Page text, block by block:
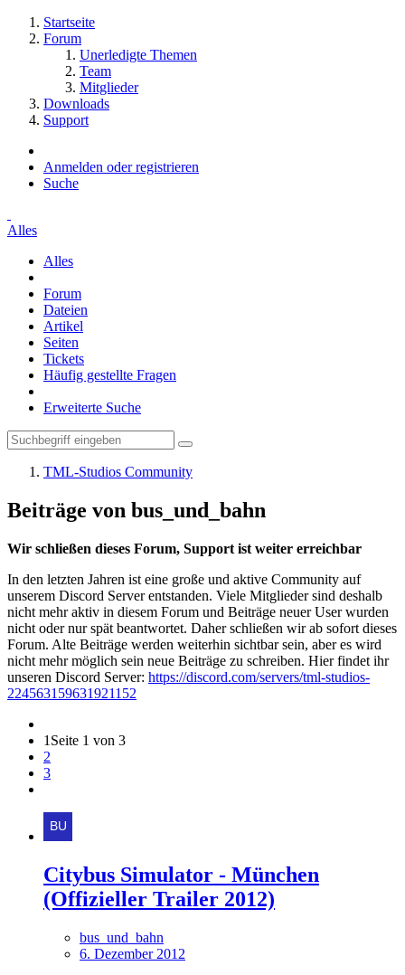
Startseite
Forum
Unerledigte Themen
Team
Mitglieder
Downloads
Support
Anmelden oder registrieren
Suche
Alles
Alles
Forum
Dateien
Artikel
Seiten
Tickets
Häufig gestellte Fragen
Erweiterte Suche
TML-Studios Community
Beiträge von bus_und_bahn
Wir schließen dieses Forum, Support ist weiter erreichbar
In den letzten Jahren ist eine große und aktive Community auf
unserem Discord Server entstanden. Viele Mitglieder sind deshalb
nicht mehr aktiv in diesem Forum und Beiträge neuer User wurden
nicht oder nur spät beantwortet. Daher schließen wir ab sofort dieses
Forum. Alte Beiträge werden weiterhin sichtbar sein, aber es wird
nicht mehr möglich sein neue Beiträge zu schreiben. Hier findet ihr
unseren Discord Server: https://discord.com/servers/tml-studios-
224563159631921152
1 Seite 1 von 3
2
3
Citybus Simulator - München
(Offizieller Trailer 2012)
bus_und_bahn
6. Dezember 2012